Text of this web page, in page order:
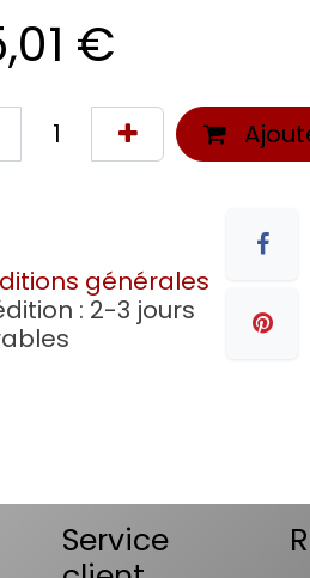
€
générales
: 2-3 jours
Service